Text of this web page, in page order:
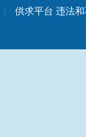
供求平台 违法和